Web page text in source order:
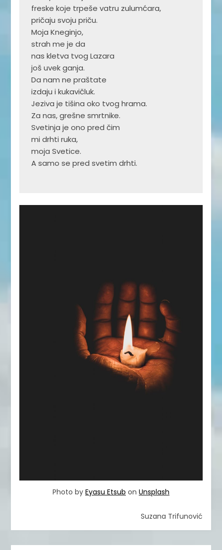
freske koje trpeše vatru zulumćara,
pričaju svoju priču.
Moja Kneginjo,
strah me je da
nas kletva tvog Lazara
još uvek ganja.
Da nam ne praštate
izdaju i kukavičluk.
Jeziva je tišina oko tvog hrama.
Za nas, grešne smrtnike.
Svetinja je ono pred čim
mi drhti ruka,
moja Svetice.
A samo se pred svetim drhti.
Photo by Eyasu Etsub on Unsplash
Suzana Trifunović